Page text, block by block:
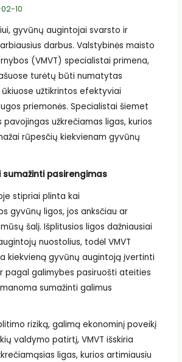
10
gyvūnų augintojai svarsto ir
darbus. Valstybinės maisto
(VMVT) specialistai primena,
turėtų būti numatytas
užtikrintos efektyviai
priemonės. Specialistai šiemet
pavojingas užkrečiamas ligas, kurios
rūpesčių kiekvienam gyvūnų
pasirengimas
stipriai plinta kai
gyvūnų ligos, jos anksčiau ar
šalį. Išplitusios ligos dažniausiai
nuostolius, todėl VMVT
kiekvieną gyvūnų augintoją įvertinti
pagal galimybes pasiruošti ateities
sumažinti galimus
riziką, galimą ekonominį poveikį
valdymo patirtį, VMVT išskiria
ligas, kurios artimiausiu